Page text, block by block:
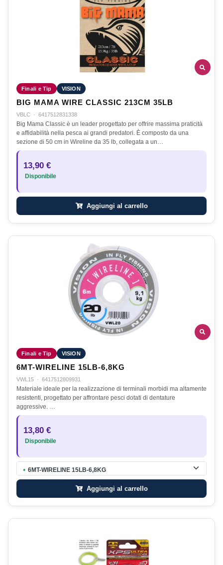
Finali e Tip VISION
BIG MAMA WIRE CLASSIC 213CM 35LB
VBLC · 6417512831338
Big Mama Classic è un leader progettato per offrire massima praticità
e affidabilità nella pesca ai grandi predatori. È composto da una
sezione di 50 cm in Wireline da 35 lb, collegata a un…
13,90 €
Disponibile
Aggiungi al carrello
Finali e Tip VISION
6MT-WIRELINE 15LB-6,8KG
VWL15 · 6417512809931
Materiale ideale per la realizzazione di terminali morbidi ma altamente
resistenti, progettato per affrontare pesci dotati di dentature
aggressive. …
13,80 €
Disponibile
● 6MT-WIRELINE 15LB-6,8KG
Aggiungi al carrello